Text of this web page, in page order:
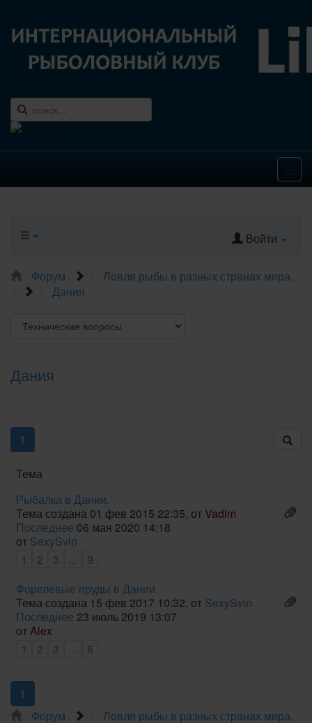
Войти
Форум
Ловля рыбы в разных странах мира.
Дания
Дания
1
Тема
Рыбалка в Дании.
Тема создана 01 фев 2015 22:35, от Vadim
Последнее 06 мая 2020 14:18
от SexySvin
1
2 3 ...
9
Форелевые пруды в Дании
Тема создана 15 фев 2017 10:32, от SexySvin
Последнее 23 июль 2019 13:07
отAlex
1
2 3 ... 8
1
Форум
Ловля рыбы в разных странах мира.